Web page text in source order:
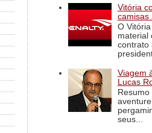
Vitória
camisas
O
material
contrato
Viagem
Lucas
seus...